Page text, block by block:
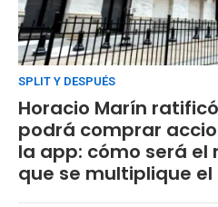
SPLIT Y DESPUÉS
Horacio Marín
podrá comprar
la app: cómo será
que se multiplique